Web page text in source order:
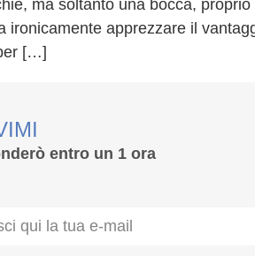
ma soltanto una bocca,
apprezzare il
[…]
entro un 1 ora